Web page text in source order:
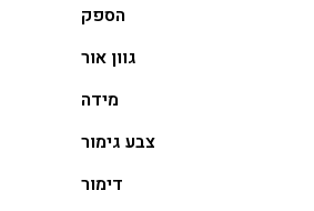
הספק
גוון אור
מידה
צבע גימור
דימור